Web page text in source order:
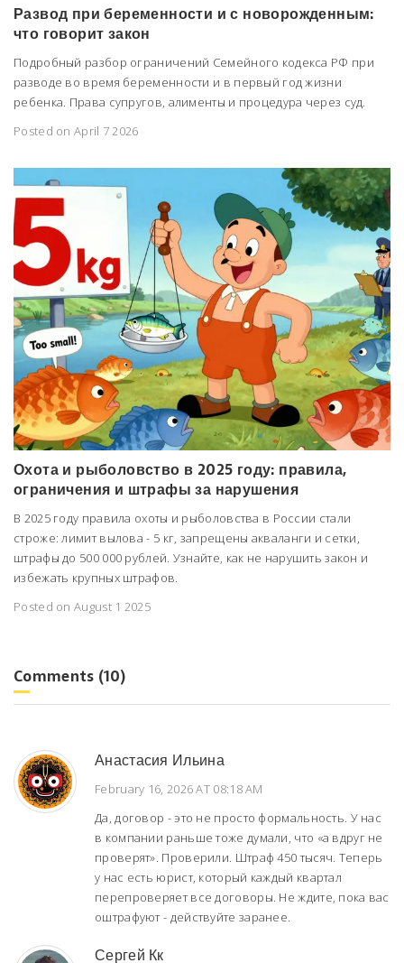
Развод при беременности и с новорожденным:
что говорит закон
Подробный разбор ограничений Семейного кодекса РФ при
разводе во время беременности и в первый год жизни
ребенка. Права супругов, алименты и процедура через суд.
Posted on April 7 2026
Охота и рыболовство в 2025 году: правила,
ограничения и штрафы за нарушения
В 2025 году правила охоты и рыболовства в России стали
строже: лимит вылова - 5 кг, запрещены акваланги и сетки,
штрафы до 500 000 рублей. Узнайте, как не нарушить закон и
избежать крупных штрафов.
Posted on August 1 2025
Comments (10)
Анастасия Ильина
February 16, 2026 AT 08:18 AM
Да, договор - это не просто формальность. У нас
в компании раньше тоже думали, что «а вдруг не
проверят». Проверили. Штраф 450 тысяч. Теперь
у нас есть юрист, который каждый квартал
перепроверяет все договоры. Не ждите, пока вас
оштрафуют - действуйте заранее.
Сергей Кк